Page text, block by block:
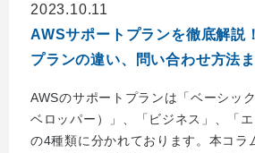
2023.10.11
AWSサポートプランを徹底解説
プランの違い、問い合わせ方法
AWSのサポートプランは「ベーシッ
ベロッパー）」、「ビジネス」、「エ
の4種類に分かれております。本コラ